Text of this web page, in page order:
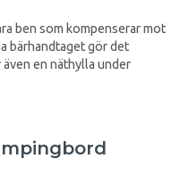
ben som kompenserar mot
bärhandtaget gör det
en näthylla under